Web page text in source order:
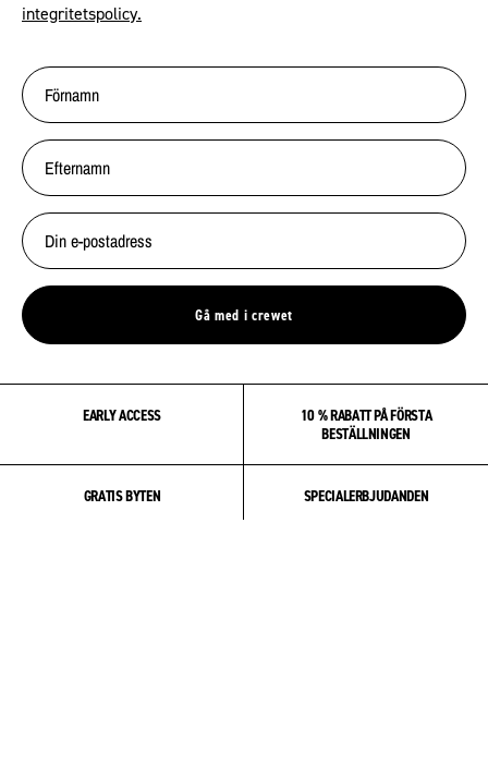
integritetspolicy.
Gå med i crewet
EARLY ACCESS
10 % RABATT PÅ FÖRSTA
BESTÄLLNINGEN
GRATIS BYTEN SPECIALERBJUDANDEN